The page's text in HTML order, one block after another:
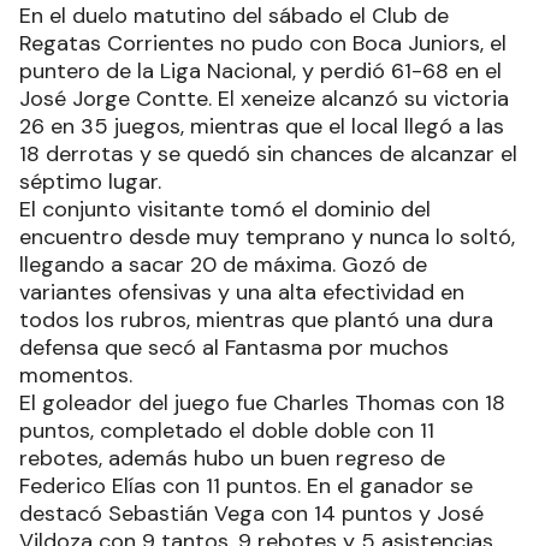
En el duelo matutino del sábado el Club de
Regatas Corrientes no pudo con Boca Juniors, el
puntero de la Liga Nacional, y perdió 61-68 en el
José Jorge Contte. El xeneize alcanzó su victoria
26 en 35 juegos, mientras que el local llegó a las
18 derrotas y se quedó sin chances de alcanzar el
séptimo lugar.
El conjunto visitante tomó el dominio del
encuentro desde muy temprano y nunca lo soltó,
llegando a sacar 20 de máxima. Gozó de
variantes ofensivas y una alta efectividad en
todos los rubros, mientras que plantó una dura
defensa que secó al Fantasma por muchos
momentos.
El goleador del juego fue Charles Thomas con 18
puntos, completado el doble doble con 11
rebotes, además hubo un buen regreso de
Federico Elías con 11 puntos. En el ganador se
destacó Sebastián Vega con 14 puntos y José